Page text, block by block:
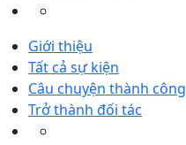
Giới thiệu
Tất cả sự kiện
Câu chuyện thành công
Trở thành đối tác